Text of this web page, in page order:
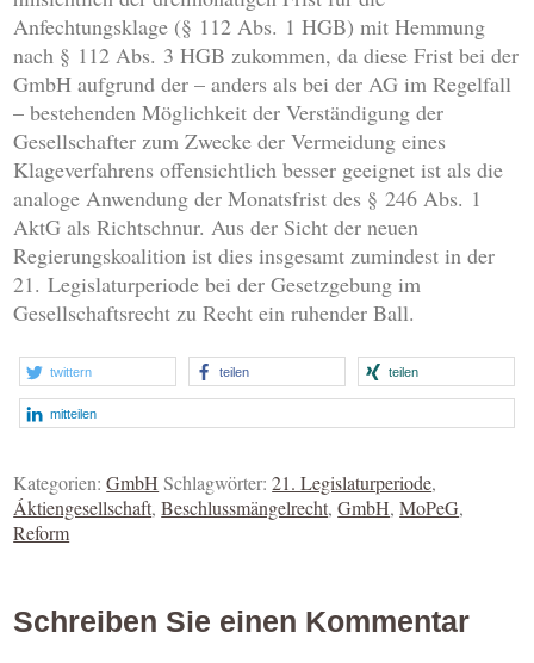
Anfechtungsklage (§ 112 Abs. 1 HGB) mit Hemmung
nach § 112 Abs. 3 HGB zukommen, da diese Frist bei der
GmbH aufgrund der – anders als bei der AG im Regelfall
– bestehenden Möglichkeit der Verständigung der
Gesellschafter zum Zwecke der Vermeidung eines
Klageverfahrens offensichtlich besser geeignet ist als die
analoge Anwendung der Monatsfrist des § 246 Abs. 1
AktG als Richtschnur. Aus der Sicht der neuen
Regierungskoalition ist dies insgesamt zumindest in der
21. Legislaturperiode bei der Gesetzgebung im
Gesellschaftsrecht zu Recht ein ruhender Ball.
twittern teilen teilen
mitteilen
Kategorien:GmbH Schlagwörter:21. Legislaturperiode,
Áktiengesellschaft,Beschlussmängelrecht,GmbH,MoPeG,
Reform
Schreiben Sie einen Kommentar